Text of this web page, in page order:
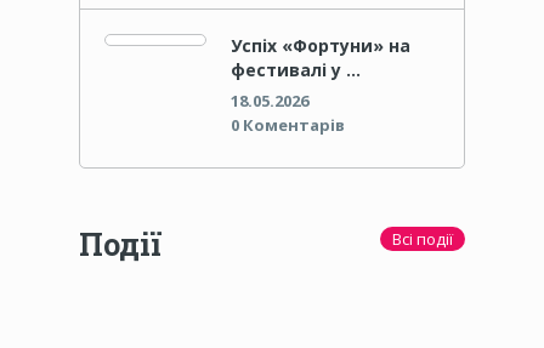
Успіх «Фортуни» на
фестивалі у …
18.05.2026
0 Коментарів
Події Всі події